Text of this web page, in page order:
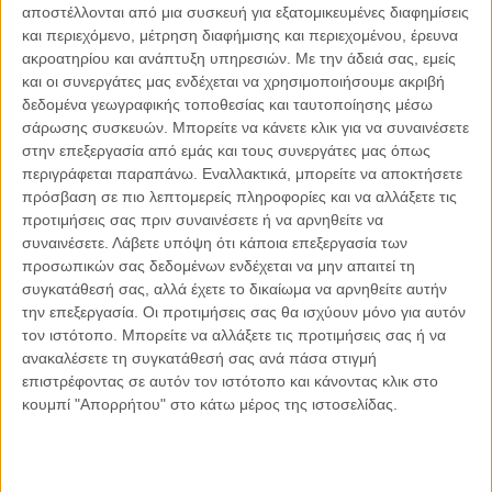
αποστέλλονται από μια συσκευή για εξατομικευμένες διαφημίσεις
και περιεχόμενο, μέτρηση διαφήμισης και περιεχομένου, έρευνα
ακροατηρίου και ανάπτυξη υπηρεσιών. Με την άδειά σας, εμείς
και οι συνεργάτες μας ενδέχεται να χρησιμοποιήσουμε ακριβή
δεδομένα γεωγραφικής τοποθεσίας και ταυτοποίησης μέσω
σάρωσης συσκευών. Μπορείτε να κάνετε κλικ για να συναινέσετε
στην επεξεργασία από εμάς και τους συνεργάτες μας όπως
περιγράφεται παραπάνω. Εναλλακτικά, μπορείτε να αποκτήσετε
πρόσβαση σε πιο λεπτομερείς πληροφορίες και να αλλάξετε τις
προτιμήσεις σας πριν συναινέσετε ή να αρνηθείτε να
συναινέσετε. Λάβετε υπόψη ότι κάποια επεξεργασία των
προσωπικών σας δεδομένων ενδέχεται να μην απαιτεί τη
συγκατάθεσή σας, αλλά έχετε το δικαίωμα να αρνηθείτε αυτήν
την επεξεργασία. Οι προτιμήσεις σας θα ισχύουν μόνο για αυτόν
τον ιστότοπο. Μπορείτε να αλλάξετε τις προτιμήσεις σας ή να
ανακαλέσετε τη συγκατάθεσή σας ανά πάσα στιγμή
επιστρέφοντας σε αυτόν τον ιστότοπο και κάνοντας κλικ στο
κουμπί "Απορρήτου" στο κάτω μέρος της ιστοσελίδας.
την αίσθηση της ελεύθερης κίνησης και επιλογής.
Κοινοποιήστε:
Facebook X LinkedIn WhatsApp
Εκτύπωση
Διαβάστε περισσότερα: